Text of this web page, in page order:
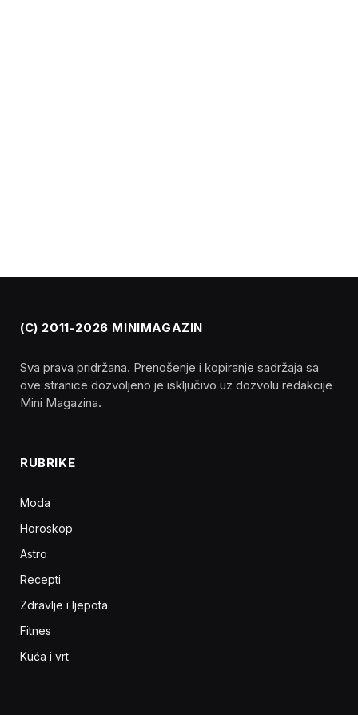
(C) 2011-2026 MINIMAGAZIN
Sva prava pridržana. Prenošenje i kopiranje sadržaja sa
ove stranice dozvoljeno je isključivo uz dozvolu redakcije
Mini Magazina.
RUBRIKE
Moda
Horoskop
Astro
Recepti
Zdravlje i ljepota
Fitnes
Kuća i vrt